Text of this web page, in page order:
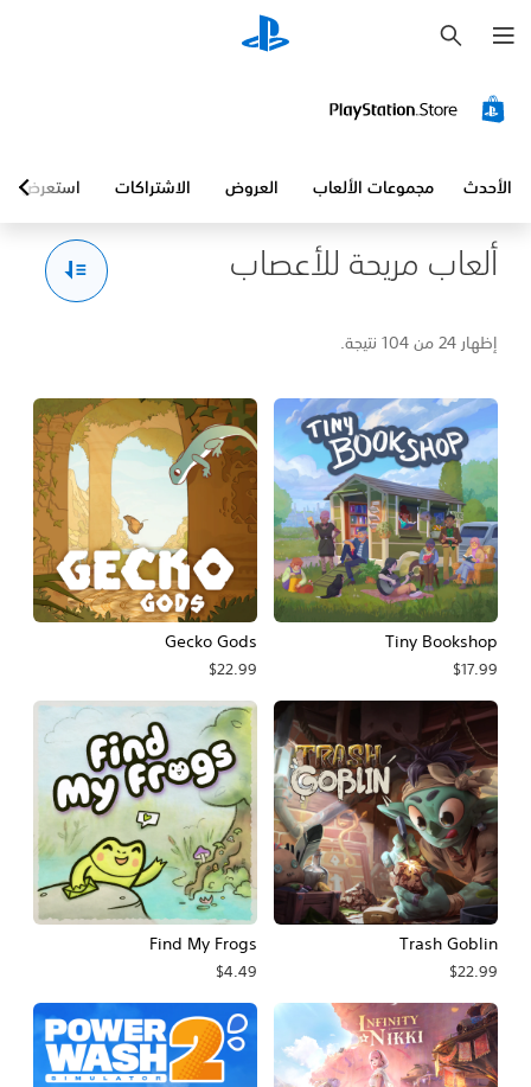
ح
ث
الأحدث مجموعات الألعاب العروض الاشتراكات استعرض
ألعاب مريحة للأعصاب
إظهار 24 من 104 نتيجة.
Tiny Bookshop
$17.99
Gecko Gods
$22.99
Trash Goblin
$22.99
Find My Frogs
$4.49